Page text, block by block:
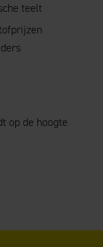
teelt
op de hoogte